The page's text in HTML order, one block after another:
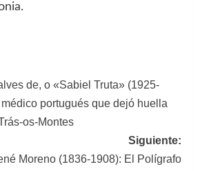
de, o «Sabiel Truta» (1925-
portugués que dejó huella
os-Montes
Siguiente:
Moreno (1836-1908): El Polígrafo